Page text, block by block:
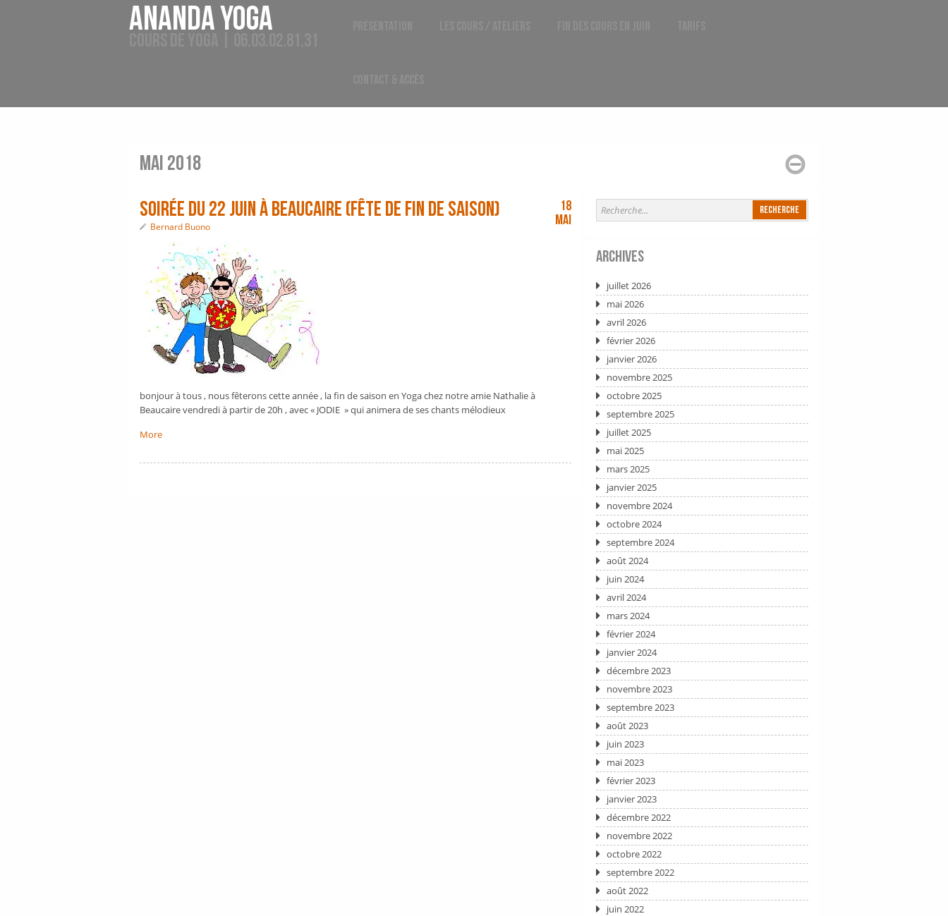
Ananda Yoga
mai 2018
soirée du 22 juin à Beaucaire (fête de fin de saison)
Bernard Buono
18
Mai
bonjour à tous , nous fêterons cette année , la fin de saison en Yoga chez notre amie Nathalie à
Beaucaire vendredi à partir de 20h , avec « JODIE » qui animera de ses chants mélodieux
More
Archives
juillet 2026
mai 2026
avril 2026
février 2026
janvier 2026
novembre 2025
octobre 2025
septembre 2025
juillet 2025
mai 2025
mars 2025
janvier 2025
novembre 2024
octobre 2024
septembre 2024
août 2024
juin 2024
avril 2024
mars 2024
février 2024
janvier 2024
décembre 2023
novembre 2023
septembre 2023
août 2023
juin 2023
mai 2023
février 2023
janvier 2023
décembre 2022
novembre 2022
octobre 2022
septembre 2022
août 2022
juin 2022